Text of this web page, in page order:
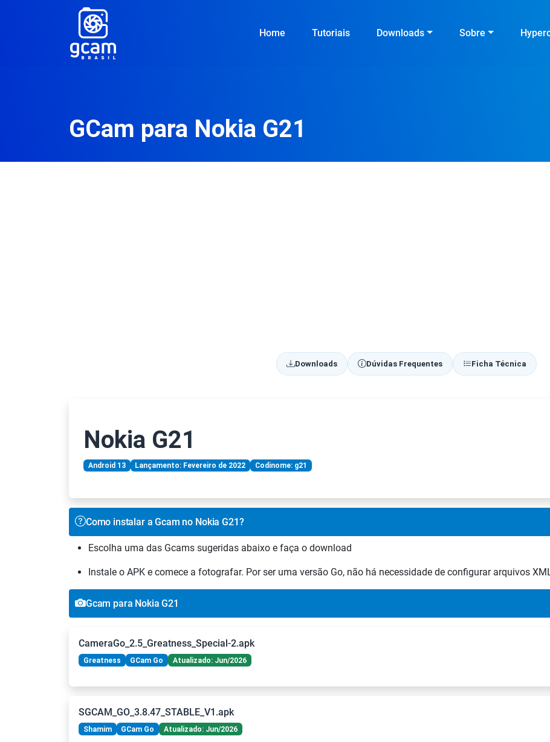
Home Tutoriais Downloads Sobre
GCam para Nokia G21
Downloads Dúvidas Frequentes Ficha Técnica
Nokia G21
Android 13 Lançamento: Fevereiro de 2022 Codinome: g21
Como instalar a Gcam no Nokia G21?
Escolha uma das Gcams sugeridas abaixo e faça o download
Instale o APK e comece a fotografar. Por ser uma versão Go, não há necessidade de configurar arquivos
Gcam para Nokia G21
CameraGo_2.5_Greatness_Special-2.apk
Greatness GCam Go Atualizado: Jun/2026
SGCAM_GO_3.8.47_STABLE_V1.apk
Shamim GCam Go Atualizado: Jun/2026